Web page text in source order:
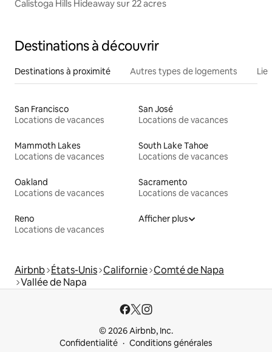
Calistoga Hills Hideaway sur 22 acres
Destinations à découvrir
Destinations à proximité Autres types de logements
San Francisco
Locations de vacances
San José
Locations de vacances
Mammoth Lakes
Locations de vacances
South Lake Tahoe
Locations de vacances
Oakland
Locations de vacances
Sacramento
Locations de vacances
Reno
Locations de vacances
Afficher plus
Airbnb États-Unis Californie Comté de Napa
Vallée de Napa
© 2026 Airbnb, Inc.
Confidentialité
Conditions générales